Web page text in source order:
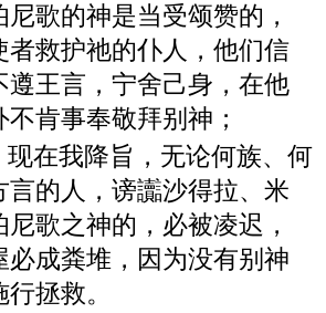
歌的神是当受颂赞的，
者救护祂的仆人，他们信
遵王言，宁舍己身，在他
肯事奉敬拜别神；
在我降旨，无论何族、何
言的人，谤讟沙得拉、米
歌之神的，必被凌迟，
必成粪堆，因为没有别神
拯救。